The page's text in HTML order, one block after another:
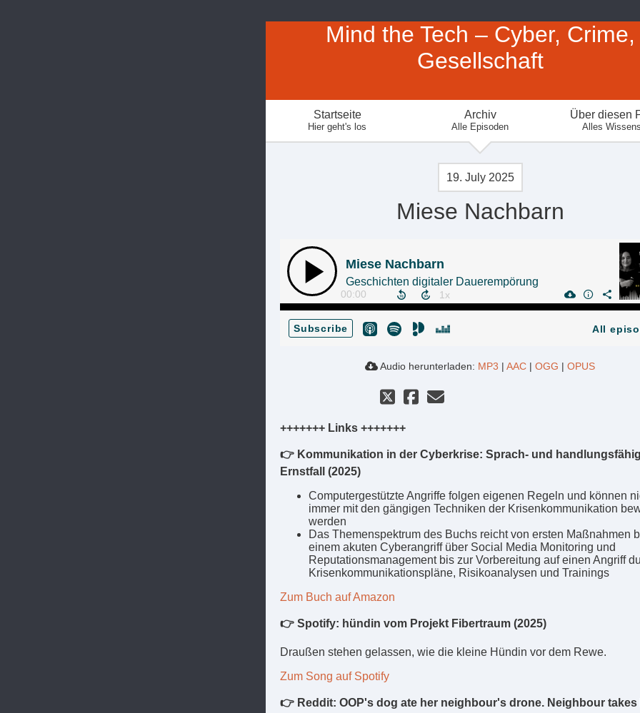
Mind the Tech – Cyber, Crime,
Gesellschaft
Startseite
Hier geht's los
Archiv
Alle Episoden
Über diesen
Alles
19. July 2025
Miese Nachbarn
Miese Nachbarn
Geschichten digitaler Dauerempörung
00:00
Subscribe All
Audio herunterladen: MP3 | AAC | OGG | OPUS
+++++++ Links +++++++
👉 Kommunikation in der Cyberkrise: Sprach- und
Ernstfall (2025)
Computergestützte Angriffe folgen eigenen Regeln und können
immer mit den gängigen Techniken der Krisenkommunikation
werden
Das Themenspektrum des Buchs reicht von ersten Maßnahmen
einem akuten Cyberangriff über Social Media Monitoring und
Reputationsmanagement bis zur Vorbereitung auf einen Angriff
Krisenkommunikationspläne, Risikoanalysen und Trainings
Zum Buch auf Amazon
👉 Spotify: hündin vom Projekt Fibertraum (2025)
Draußen stehen gelassen, wie die kleine Hündin vor dem Rewe.
Zum Song auf Spotify
👉 Reddit: OOP's dog ate her neighbour's drone. Neighbour takes